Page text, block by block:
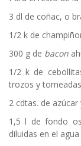
3 dl de coñac, o
1/2 k de
300 g de bacon
1/2 k de
trozos y
2 cdtas. de
1,5 l de fondo
diluidas en el